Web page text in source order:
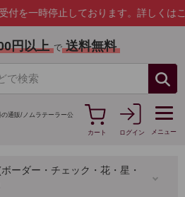
停止しております。詳しくはこちら
円以上 で 送料無料
の通販/ ノムラテーラー公
カート
ログイン メニュー
ーダー・チェック・花・星・